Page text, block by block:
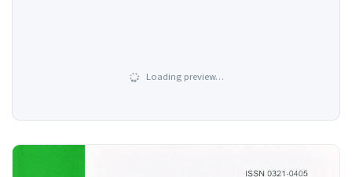
Loading preview…